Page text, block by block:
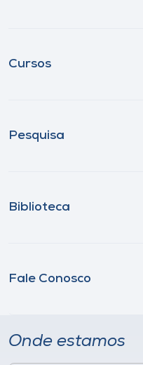
Cursos
Pesquisa
Biblioteca
Fale Conosco
Onde estamos